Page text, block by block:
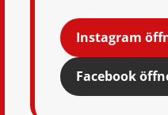
Instagram
Facebook